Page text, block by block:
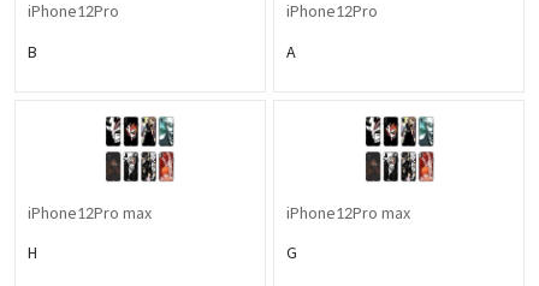
iPhone12Pro
B
iPhone12Pro
A
iPhone12Pro max
H
iPhone12Pro max
G